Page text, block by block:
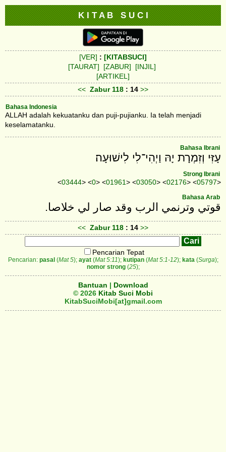
K I T A B S U C I
[VER] : [KITABSUCI]
[TAURAT]
[ZABUR]
[INJIL]
[ARTIKEL]
<< Zabur 118 : 14 >>
Bahasa Indonesia
ALLAH adalah kekuatanku dan puji-pujianku. Ia telah menjadi
keselamatanku.
Bahasa Ibrani
עָזִּי וְזִמְרָת יָהּ וַיְהִי־לִי לִישׁוּעָה׃
Strong Ibrani
<03444> <0> <01961> <03050> <02176> <05797>
Bahasa Arab
قوتي وترنمي الرب وقد صار لي خلاصا‎.
<< Zabur 118 : 14 >>
Pencarian Tepat
Pencarian: pasal(Mat 5); ayat(Mat 5:11); kutipan(Mat 5:1-12); kata (Surga);
nomor strong(25);
Bantuan | Download
© 2026 Kitab Suci Mobi
KitabSuciMobi[at]gmail.com